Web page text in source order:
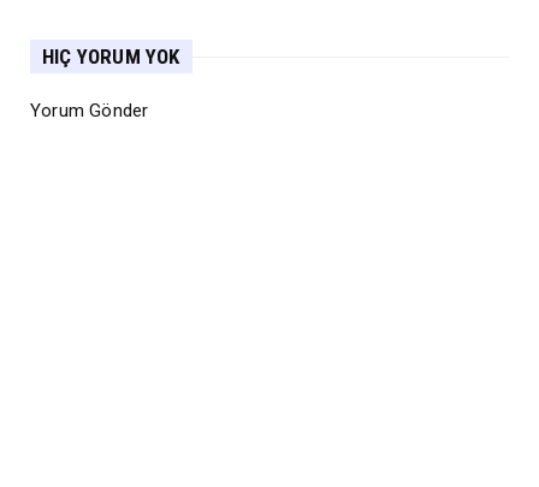
HIÇ YORUM YOK
Yorum Gönder